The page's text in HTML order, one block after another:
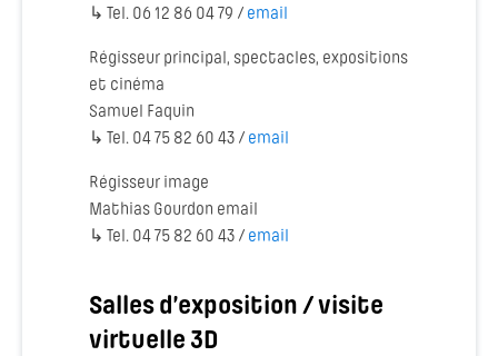
↳ Tel. 06 12 86 04 79 / email
Régisseur principal, spectacles, expositions
et cinéma
Samuel Faquin
↳ Tel. 04 75 82 60 43 / email
Régisseur image
Mathias Gourdon email
↳ Tel. 04 75 82 60 43 / email
Salles d’exposition / visite
virtuelle 3D